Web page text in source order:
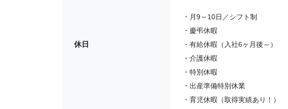
休日
・月9～10日／シフト制
・慶弔休暇
・有給休暇（入社6ヶ月後～）
・介護休暇
・特別休暇
・出産準備特別休業
・育児休暇（取得実績あり！）